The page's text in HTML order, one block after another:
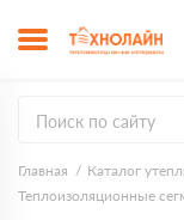
Главная Каталог
Теплоизоляционные